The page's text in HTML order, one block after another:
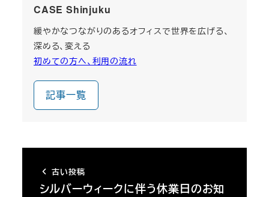
CASE Shinjuku
緩やかなつながりのあるオフィスで世界を広げる、
深める、変える
初めての方へ、利用の流れ
記事一覧
古い投稿
シルバーウィークに伴う休業日のお知